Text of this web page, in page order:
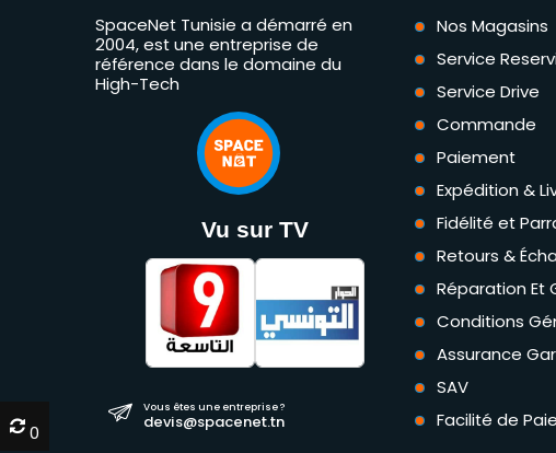
SpaceNet Tunisie a démarré en
2004, est une entreprise de
référence dans le domaine du
High-Tech
Vu sur TV
Vous êtes une entreprise ?
devis@spacenet.tn
Nos Magasins
Service
Service Drive
Commande
Paiement
Expédition &
Fidélité et
Retours &
Réparation Et
Conditions
Assurance
SAV
Facilité de
0
0